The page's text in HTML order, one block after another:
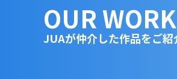
OUR
JUAが仲介した作品をご紹